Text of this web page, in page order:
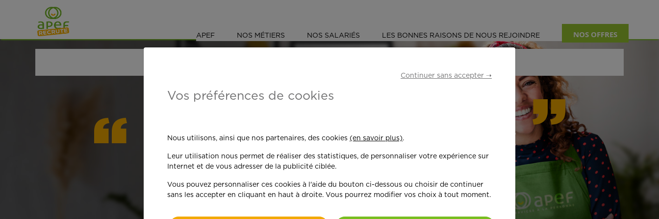
Navigation
Saut au contenu
APEF NOS MÉTIERS NOS SALARIÉS LES BONNES RAISONS DE NOUS REJOINDRE NOS OFFRES
On est toujours plus performant
quand on y met du cœur !
Continuer sans accepter ➝
Vos préférences de cookies
Nous utilisons, ainsi que nos partenaires, des cookies (en savoir plus).
Leur utilisation nous permet de réaliser des statistiques, de personnaliser votre expérience sur
Internet et de vous adresser de la publicité ciblée.
Vous pouvez personnaliser ces cookies à l'aide du bouton ci-dessous ou choisir de continuer
sans les accepter en cliquant en haut à droite. Vous pourrez modifier vos choix à tout moment.